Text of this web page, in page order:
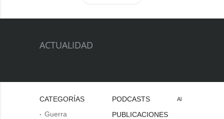
ACTUALIDAD
CATEGORÍAS
Guerra
PODCASTS
PUBLICACIONES
Al